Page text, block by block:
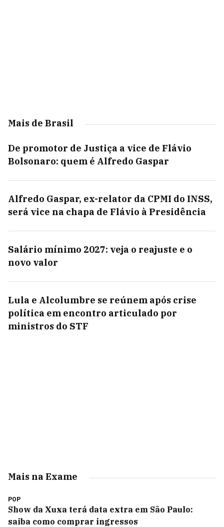
Mais de Brasil
De promotor de Justiça a vice de Flávio
Bolsonaro: quem é Alfredo Gaspar
Alfredo Gaspar, ex-relator da CPMI do INSS,
será vice na chapa de Flávio à Presidência
Salário mínimo 2027: veja o reajuste e o
novo valor
Lula e Alcolumbre se reúnem após crise
política em encontro articulado por
ministros do STF
Mais na Exame
POP
Show da Xuxa terá data extra em São Paulo:
saiba como comprar ingressos